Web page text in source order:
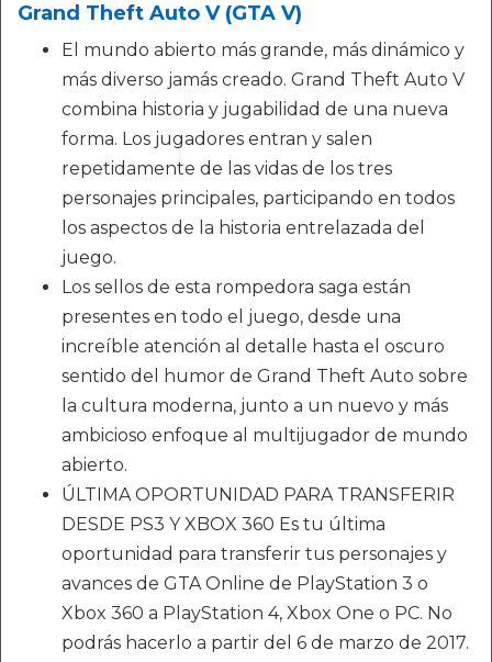
Grand Theft Auto V (GTA V)
El mundo abierto más grande, más dinámico y
más diverso jamás creado. Grand Theft Auto V
combina historia y jugabilidad de una nueva
forma. Los jugadores entran y salen
repetidamente de las vidas de los tres
personajes principales, participando en todos
los aspectos de la historia entrelazada del
juego.
Los sellos de esta rompedora saga están
presentes en todo el juego, desde una
increíble atención al detalle hasta el oscuro
sentido del humor de Grand Theft Auto sobre
la cultura moderna, junto a un nuevo y más
ambicioso enfoque al multijugador de mundo
abierto.
ÚLTIMA OPORTUNIDAD PARA TRANSFERIR
DESDE PS3 Y XBOX 360 Es tu última
oportunidad para transferir tus personajes y
avances de GTA Online de PlayStation 3 o
Xbox 360 a PlayStation 4, Xbox One o PC. No
podrás hacerlo a partir del 6 de marzo de 2017.